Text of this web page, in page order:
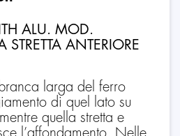
ALU. MOD.
STRETTA ANTERIORE
larga del ferro
di quel lato su
quella stretta e
l’affondamento. Nelle